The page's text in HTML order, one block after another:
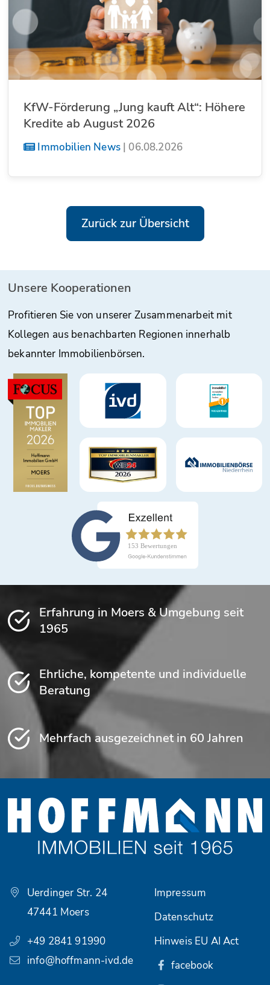
KfW-Förderung „Jung kauft Alt“: Höhere
Kredite ab August 2026
Immobilien News| 06.08.2026
Zurück zur Übersicht
Unsere Kooperationen
Profitieren Sie von unserer Zusammenarbeit mit
Kollegen aus benachbarten Regionen innerhalb
bekannter Immobilienbörsen.
Erfahrung in Moers & Umgebung seit
1965
Ehrliche, kompetente und individuelle
Beratung
Mehrfach ausgezeichnet in 60 Jahren
Uerdinger Str. 24
47441 Moers
+49 2841 91990
info@hoffmann-ivd.de
Impressum
Datenschutz
Hinweis EU AI Act
facebook